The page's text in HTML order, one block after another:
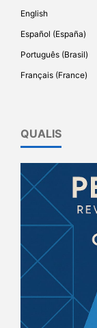
English
Español (España)
Português (Brasil)
Français (France)
QUALIS